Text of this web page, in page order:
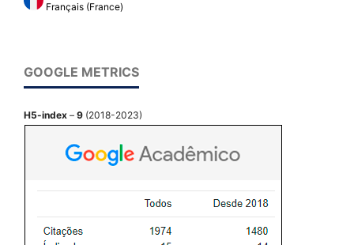
Français (France)
GOOGLE METRICS
H5-index – 9 (2018-2023)